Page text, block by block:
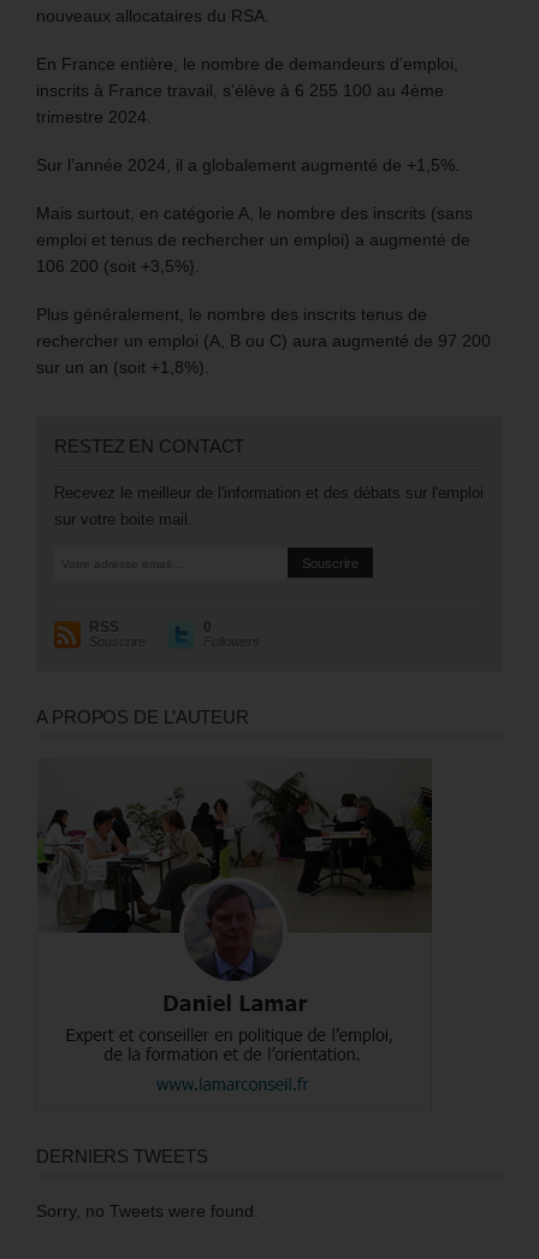
nouveaux allocataires du RSA.
En France entière, le nombre de demandeurs d’emploi,
inscrits à France travail, s’élève à 6 255 100 au 4ème
trimestre 2024.
Sur l’année 2024, il a globalement augmenté de +1,5%.
Mais surtout, en catégorie A, le nombre des inscrits (sans
emploi et tenus de rechercher un emploi) a augmenté de
106 200 (soit +3,5%).
Plus généralement, le nombre des inscrits tenus de
rechercher un emploi (A, B ou C) aura augmenté de 97 200
sur un an (soit +1,8%).
RESTEZ EN CONTACT
Recevez le meilleur de l'information et des débats sur l'emploi
sur votre boite mail.
RSS
Souscrire
0
Followers
A PROPOS DE L’AUTEUR
DERNIERS TWEETS
Sorry, no Tweets were found.